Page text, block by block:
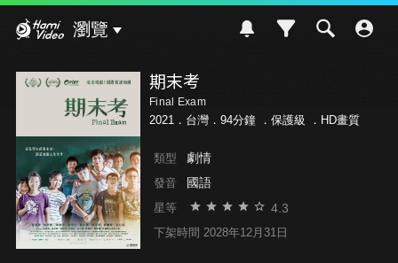
瀏覽
期末考
Final Exam
2021．台灣．94分鐘 ． 保護級 ．HD畫質
類型 劇情
發音 國語
星等 4.3
下架時間 2028年12月31日